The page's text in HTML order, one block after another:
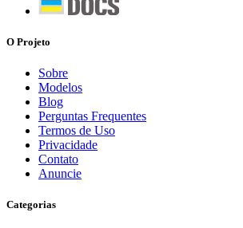
O Projeto
Sobre
Modelos
Blog
Perguntas Frequentes
Termos de Uso
Privacidade
Contato
Anuncie
Categorias